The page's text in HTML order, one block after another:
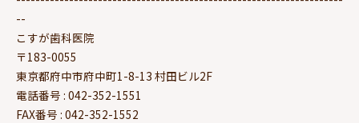
--
こすが歯科医院
〒183-0055
東京都府中市府中町1-8-13 村田ビル2F
電話番号 : 042-352-1551
FAX番号 : 042-352-1552